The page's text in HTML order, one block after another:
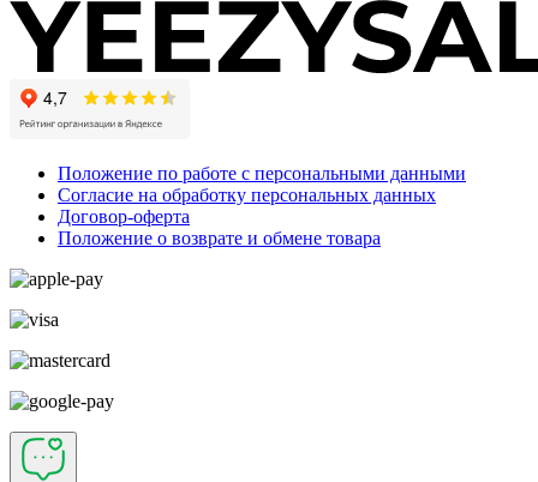
Положение по работе с персональными данными
Согласие на обработку персональных данных
Договор-оферта
Положение о возврате и обмене товара